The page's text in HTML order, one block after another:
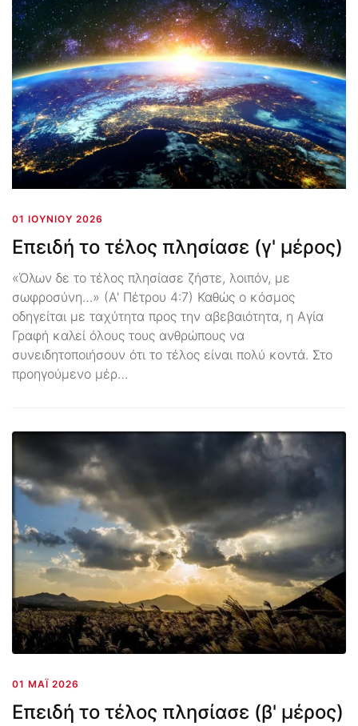
01 ΙΟΥΝΊΟΥ 2026
Επειδή το τέλος πλησίασε (γ' μέρος)
«Όλων δε το τέλος πλησίασε ζήστε, λοιπόν, με
σωφροσύνη…» (Α' Πέτρου 4:7) Καθώς ο κόσμος
οδηγείται με ταχύτητα προς την αβεβαιότητα, η Αγία
Γραφή καλεί όλους τους ανθρώπους να
συνειδητοποιήσουν ότι το τέλος είναι πολύ κοντά. Στο
προηγούμενο μέρ…
01 ΜΆΙ 2026
Επειδή το τέλος πλησίασε (β' μέρος)